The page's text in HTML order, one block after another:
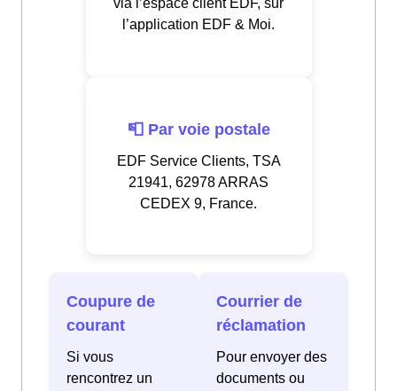
l’application EDF & Moi.
📮 Par voie postale
EDF Service Clients, TSA
21941, 62978 ARRAS
CEDEX 9, France.
Coupure de
courant
Si vous
rencontrez un
Courrier de
réclamation
Pour envoyer des
documents ou